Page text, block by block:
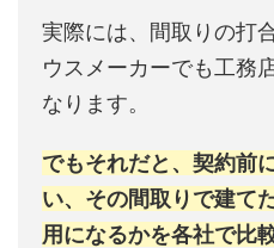
実際には、間取りの打
ウスメーカーでも工務
なります。
でもそれだと、契約前
い、その間取りで建て
用になるかを各社で比